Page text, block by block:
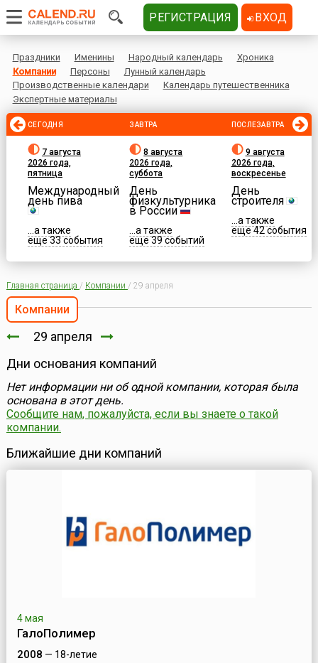
Праздники Именины Народный календарь
Хроника
Компании
Персоны
Лунный календарь
Производственные календари
Календарь путешественника
Экспертные материалы
СЕГОДНЯ
7 августа
2026 года,
пятница
Международный
день пива
...а также
еще 33 события
ЗАВТРА
8 августа
2026 года,
суббота
День
физкультурника
в России
...а также
еще 39 событий
ПОСЛЕЗАВТРА
9 августа
2026 года,
воскресенье
День
строителя
...а также
еще 42 события
Главная страница / Компании / 29 апреля
Компании
29 апреля
Дни основания компаний
Нет информации ни об одной компании, которая была
основана в этот день.
Сообщите нам, пожалуйста, если вы знаете о такой
компании.
Ближайшие дни компаний
4 мая
ГалоПолимер
2008 — 18-летие
РЕГИСТРАЦИЯ ВХОД